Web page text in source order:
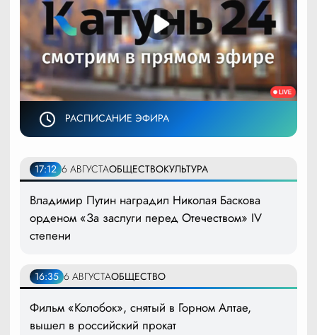
РАСПИСАНИЕ ЭФИРА
17:12 6 АВГУСТАОБЩЕСТВОКУЛЬТУРА
Владимир Путин наградил Николая Баскова
орденом «За заслуги перед Отечеством» IV
степени
16:35 6 АВГУСТАОБЩЕСТВО
Фильм «Колобок», снятый в Горном Алтае,
вышел в российский прокат